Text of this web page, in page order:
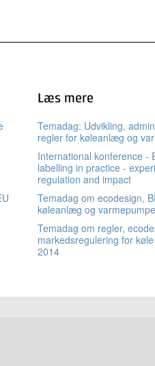
Læs mere
Temadag: Udvikling,
regler for køleanlæg og
International konference -
labelling in practice -
regulation and impact
Temadag om ecodesign,
køleanlæg og
Temadag om regler,
markedsregulering for
2014